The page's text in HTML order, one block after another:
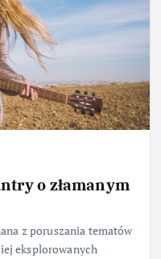
o złamanym
z poruszania tematów
eksplorowanych